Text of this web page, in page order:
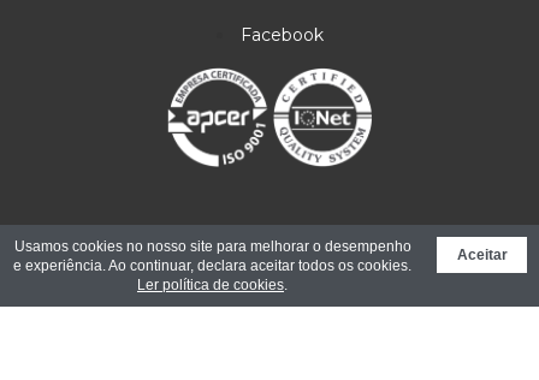
Usamos cookies no nosso site para melhorar o desempenho
e experiência. Ao continuar, declara aceitar todos os cookies.
Ler política de cookies.
Aceitar
Facebook
© Copyright 2026. All rights reserved.Livro de Reclamações
Eletrónico |Design Binário - Web Innovation